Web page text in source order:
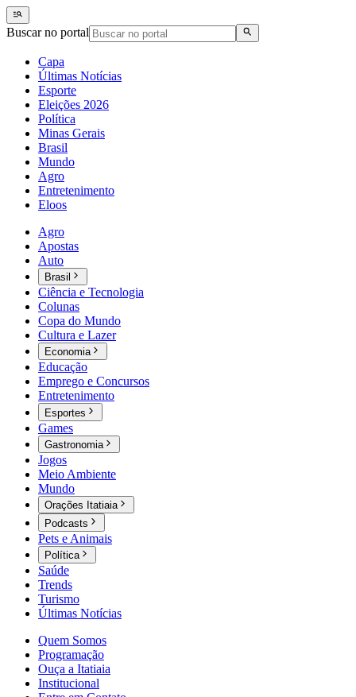
Buscar no portal
Capa
Últimas Notícias
Esporte
Eleições 2026
Política
Minas Gerais
Brasil
Mundo
Agro
Entretenimento
Eloos
Agro
Apostas
Auto
Brasil
Ciência e Tecnologia
Colunas
Copa do Mundo
Cultura e Lazer
Economia
Educação
Emprego e Concursos
Entretenimento
Esportes
Games
Gastronomia
Jogos
Meio Ambiente
Mundo
Orações Itatiaia
Podcasts
Pets e Animais
Política
Saúde
Trends
Turismo
Últimas Notícias
Quem Somos
Programação
Ouça a Itatiaia
Institucional